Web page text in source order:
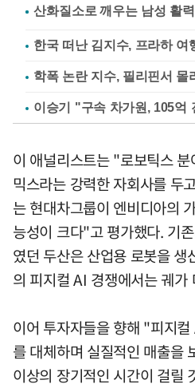
한국 떠난 김지수, 프라하
학폭 논란 지수, 필리핀서 몰
이승기 "구속 차가원, 105억
이 애널리스트는 "로보틱스
믹스라는 강력한 자회사를 두
는 현대차그룹이 엔비디아의
능성이 크다"고 평가했다. 기
였던 두산은 산업용 로봇을 생
의 피지컬 AI 경쟁에서는 궤가
이어 투자자들을 향해 "피지
를 대체하며 실질적인 매출을
이상의 장기적인 시간이 걸릴